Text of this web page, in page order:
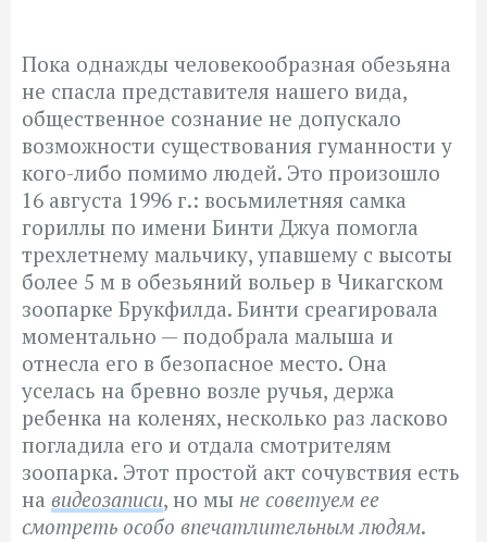
Пока однажды человекообразная обезьяна
не спасла представителя нашего вида,
общественное сознание не допускало
возможности существования гуманности у
кого-либо помимо людей. Это произошло
16 августа 1996 г.: восьмилетняя самка
гориллы по имени Бинти Джуа помогла
трехлетнему мальчику, упавшему с высоты
более 5 м в обезьяний вольер в Чикагском
зоопарке Брукфилда. Бинти среагировала
моментально — подобрала малыша и
отнесла его в безопасное место. Она
уселась на бревно возле ручья, держа
ребенка на коленях, несколько раз ласково
погладила его и отдала смотрителям
зоопарка. Этот простой акт сочувствия есть
на видеозаписи, но мы не советуем ее
смотреть особо впечатлительным людям.